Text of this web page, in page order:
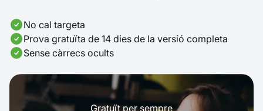
No cal targeta
Prova gratuïta de 14 dies de la versió completa
Sense càrrecs ocults
Gratuït per sempre